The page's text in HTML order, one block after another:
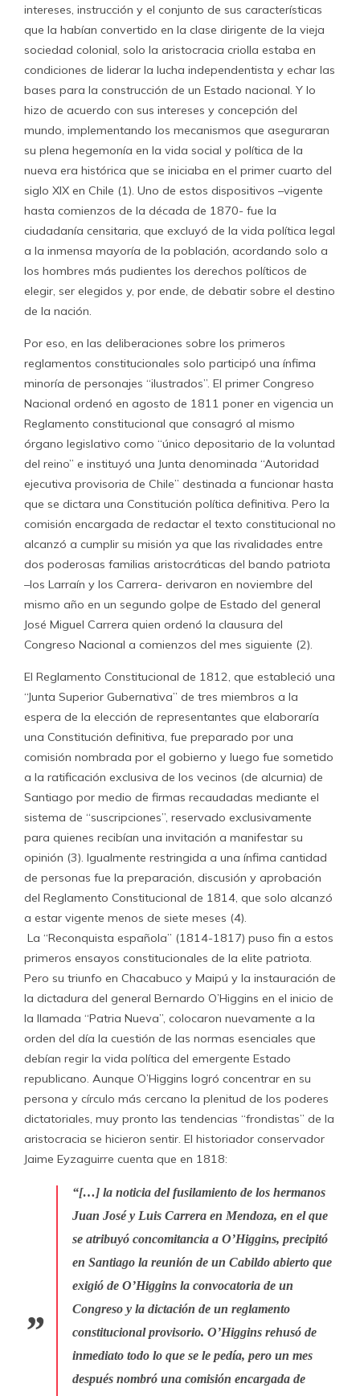
intereses, instrucción y el conjunto de sus características
que la habían convertido en la clase dirigente de la vieja
sociedad colonial, solo la aristocracia criolla estaba en
condiciones de liderar la lucha independentista y echar las
bases para la construcción de un Estado nacional. Y lo
hizo de acuerdo con sus intereses y concepción del
mundo, implementando los mecanismos que aseguraran
su plena hegemonía en la vida social y política de la
nueva era histórica que se iniciaba en el primer cuarto del
siglo XIX en Chile (1). Uno de estos dispositivos –vigente
hasta comienzos de la década de 1870- fue la
ciudadanía censitaria, que excluyó de la vida política legal
a la inmensa mayoría de la población, acordando solo a
los hombres más pudientes los derechos políticos de
elegir, ser elegidos y, por ende, de debatir sobre el destino
de la nación.
Por eso, en las deliberaciones sobre los primeros
reglamentos constitucionales solo participó una ínfima
minoría de personajes “ilustrados”. El primer Congreso
Nacional ordenó en agosto de 1811 poner en vigencia un
Reglamento constitucional que consagró al mismo
órgano legislativo como “único depositario de la voluntad
del reino” e instituyó una Junta denominada “Autoridad
ejecutiva provisoria de Chile” destinada a funcionar hasta
que se dictara una Constitución política definitiva. Pero la
comisión encargada de redactar el texto constitucional no
alcanzó a cumplir su misión ya que las rivalidades entre
dos poderosas familias aristocráticas del bando patriota
–los Larraín y los Carrera- derivaron en noviembre del
mismo año en un segundo golpe de Estado del general
José Miguel Carrera quien ordenó la clausura del
Congreso Nacional a comienzos del mes siguiente (2).
El Reglamento Constitucional de 1812, que estableció una
“Junta Superior Gubernativa” de tres miembros a la
espera de la elección de representantes que elaboraría
una Constitución definitiva, fue preparado por una
comisión nombrada por el gobierno y luego fue sometido
a la ratificación exclusiva de los vecinos (de alcurnia) de
Santiago por medio de firmas recaudadas mediante el
sistema de “suscripciones”, reservado exclusivamente
para quienes recibían una invitación a manifestar su
opinión (3). Igualmente restringida a una ínfima cantidad
de personas fue la preparación, discusión y aprobación
del Reglamento Constitucional de 1814, que solo alcanzó
a estar vigente menos de siete meses (4).
La “Reconquista española” (1814-1817) puso fin a estos
primeros ensayos constitucionales de la elite patriota.
Pero su triunfo en Chacabuco y Maipú y la instauración de
la dictadura del general Bernardo O’Higgins en el inicio de
la llamada “Patria Nueva”, colocaron nuevamente a la
orden del día la cuestión de las normas esenciales que
debían regir la vida política del emergente Estado
republicano. Aunque O’Higgins logró concentrar en su
persona y círculo más cercano la plenitud de los poderes
dictatoriales, muy pronto las tendencias “frondistas” de la
aristocracia se hicieron sentir. El historiador conservador
Jaime Eyzaguirre cuenta que en 1818:
“[…] la noticia del fusilamiento de los hermanos
Juan José y Luis Carrera en Mendoza, en el que
se atribuyó concomitancia a O’Higgins, precipitó
en Santiago la reunión de un Cabildo abierto que
exigió de O’Higgins la convocatoria de un
Congreso y la dictación de un reglamento
constitucional provisorio. O’Higgins rehusó de
inmediato todo lo que se le pedía, pero un mes
después nombró una comisión encargada de